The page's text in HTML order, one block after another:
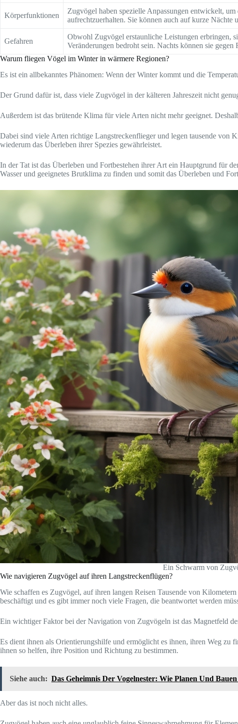
Körperfunktionen
Zugvögel haben spezielle Anpassungen entwickelt,
aufrechtzuerhalten. Sie können auch auf kurze Nächte
Gefahren
Obwohl Zugvögel erstaunliche Leistungen erbringen,
Veränderungen bedroht sein. Nachts können sie gegen
Warum fliegen Vögel im Winter in wärmere Regionen?
Es ist ein allbekanntes Phänomen: Wenn der Winter kommt und die
Der Grund dafür ist, dass viele Zugvögel in der kälteren Jahreszeit nicht
Außerdem ist das brütende Klima für viele Arten nicht mehr geeignet.
Dabei sind viele Arten richtige Langstreckenflieger und legen tausende von
wiederum das Überleben ihrer Spezies gewährleistet.
In der Tat ist das Überleben und Fortbestehen ihrer Art ein Hauptgrund für
Wasser und geeignetes Brutklima zu finden und somit das Überleben und
Ein Schwarm von
Wie navigieren Zugvögel auf ihren Langstreckenflügen?
Wie schaffen es Zugvögel, auf ihren langen Reisen Tausende von
beschäftigt und es gibt immer noch viele Fragen, die beantwortet werden
Ein wichtiger Faktor bei der Navigation von Zugvögeln ist das Magnetfeld
Es dient ihnen als Orientierungshilfe und ermöglicht es ihnen, ihren Weg zu
ihnen so helfen, ihre Position und Richtung zu bestimmen.
Siehe auch: Das Geheimnis Der Vogelnester: Wie Planen Und
Aber das ist noch nicht alles.